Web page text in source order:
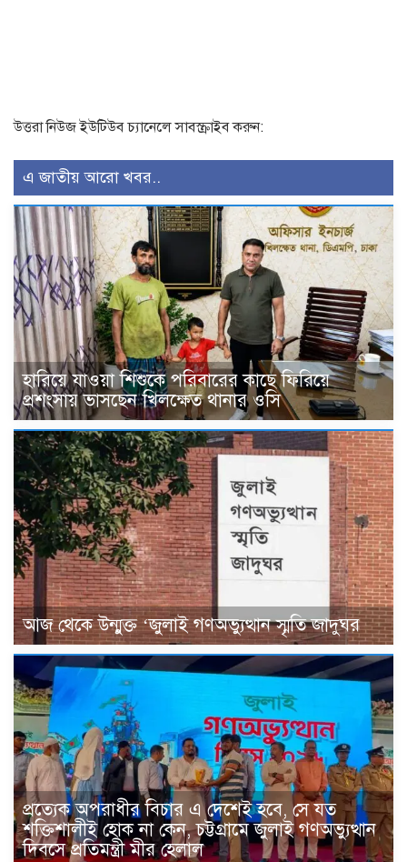
উত্তরা নিউজ ইউটিউব চ্যানেলে সাবস্ক্রাইব করুন:
এ জাতীয় আরো খবর..
হারিয়ে যাওয়া শিশুকে পরিবারের কাছে ফিরিয়ে
প্রশংসায় ভাসছেন খিলক্ষেত থানার ওসি
আজ থেকে উন্মুক্ত ‘জুলাই গণঅভ্যুত্থান স্মৃতি জাদুঘর
প্রত্যেক অপরাধীর বিচার এ দেশেই হবে, সে যত
শক্তিশালীই হোক না কেন, চট্টগ্রামে জুলাই গণঅভ্যুত্থান
দিবসে প্রতিমন্ত্রী মীর হেলাল